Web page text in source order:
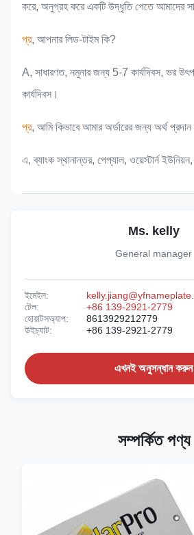
করে, অনুগ্রহ করে একটি উদ্ধৃতি পেতে আমাদের
প্র, আপনার লিড-টাইম কি?
A, সাধারণত, নমুনার জন্য 5-7 কার্যদিবস, ভর
কার্যদিবস।
প্র, আমি কিভাবে আমার অর্ডারের জন্য অর্থ
এ, ব্যাংক স্থানান্তর, পেপ্যাল, ওয়েস্টার্ন
Ms. kelly
General manager
ইমেইল:
টেল:
+86 139-2921-2779
হোয়াটসঅ্যাপ:
8613929212779
উইচ্যাট:
+86 139-2921-2779
এখনই অনুসন্ধান করুন
সম্পর্কিত পণ্য